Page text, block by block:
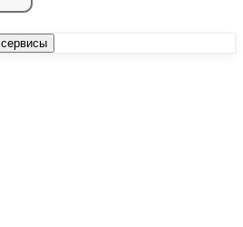
сервисы